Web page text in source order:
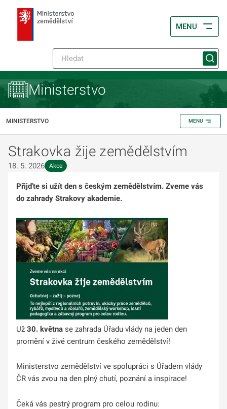
MENU
Ministerstvo
MINISTERSTVO MENU
Strakovka žije zemědělstvím
18. 5. 2026 Akce
Přijďte si užít den s českým zemědělstvím. Zveme vás
do zahrady Strakovy akademie.
Už 30. května se zahrada Úřadu vlády na jeden den
promění v živé centrum českého zemědělství!
Ministerstvo zemědělství ve spolupráci s Úřadem vlády
ČR vás zvou na den plný chutí, poznání a inspirace!
Čeká vás pestrý program pro celou rodinu: